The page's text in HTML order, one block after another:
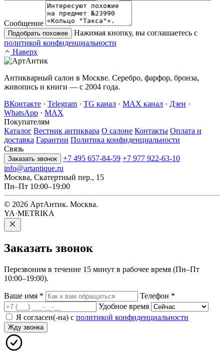
Сообщение
Подобрать похожее
Нажимая кнопку, вы соглашаетесь с
политикой конфиденциальности
Наверх
Антикварный салон в Москве. Серебро, фарфор, бронза,
живопись и книги — с 2004 года.
ВКонтакте · Telegram · TG канал · MAX канал · Дзен ·
WhatsApp · MAX
Покупателям
Каталог Вестник антиквара О салоне Контакты Оплата и
доставка Гарантии Политика конфиденциальности
Связь
Заказать звонок +7 495 657-84-59 +7 977 922-63-10
info@artantique.ru
Москва, Скатертный пер., 15
Пн–Пт 10:00–19:00
© 2026 АртАнтик. Москва.
YA·METRIKA
Заказать звонок
Перезвоним в течение 15 минут в рабочее время (Пн–Пт
10:00–19:00).
Ваше имя * Телефон *
Удобное время
Я согласен(-на) с политикой конфиденциальности
Жду звонка